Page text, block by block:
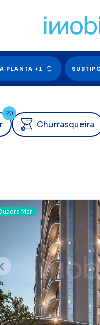
PLANTA +1
20
Churrasqueira
Mar